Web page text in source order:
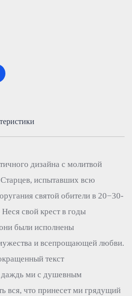
дизайна с молитвой
испытавших всю
святой обители в 20−30-
свой крест в годы
были исполнены
и всепрощающей любви.
текст
ми с душевным
вся, что принесет ми грядущий